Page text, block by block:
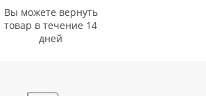
Вы можете вернуть
товар в течение 14
дней